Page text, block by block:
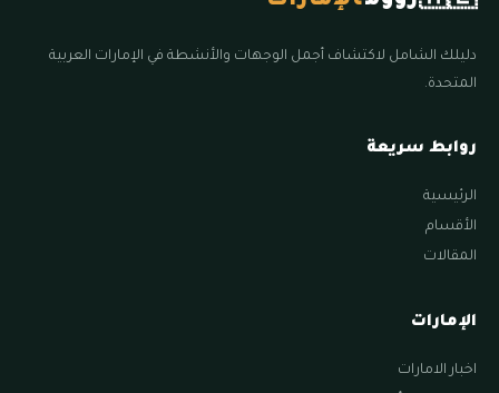
دليلك الشامل لاكتشاف أجمل الوجهات والأنشطة في الإمارات العربية
المتحدة.
روابط سريعة
الرئيسية
الأقسام
المقالات
الإمارات
اخبار الامارات